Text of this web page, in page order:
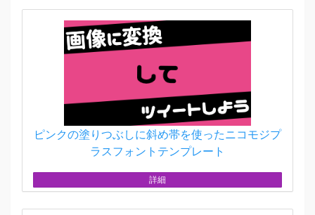
ピンクの塗りつぶしに斜め帯を使ったニコモジプ
ラスフォントテンプレート
詳細